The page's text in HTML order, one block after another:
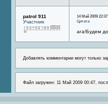
patrol 911
Участник
14 Май 2009
Цитата
ага!Будем
Добавлять комментарии могут только
Файл загружен: 11 Май 2009 00:47,